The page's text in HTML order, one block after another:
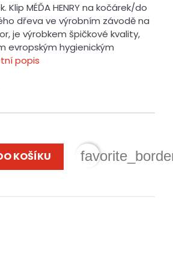
MÉĎA HENRY na kočárek/do
dřeva ve výrobním závodě na
je výrobkem špičkové kvality,
evropským hygienickým
popis
KOŠÍKU